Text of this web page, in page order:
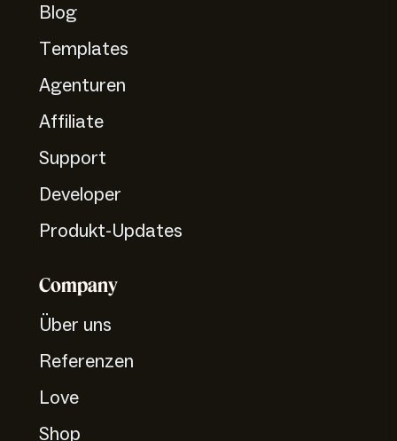
Blog
Templates
Agenturen
Affiliate
Support
Developer
Produkt-Updates
Company
Über uns
Referenzen
Love
Shop